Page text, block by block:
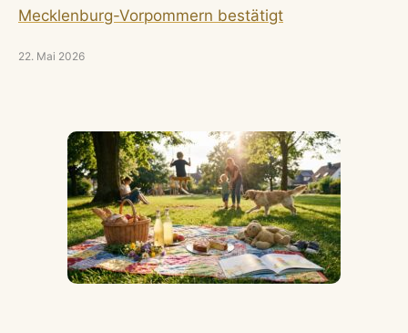
Mecklenburg-Vorpommern bestätigt
22. Mai 2026